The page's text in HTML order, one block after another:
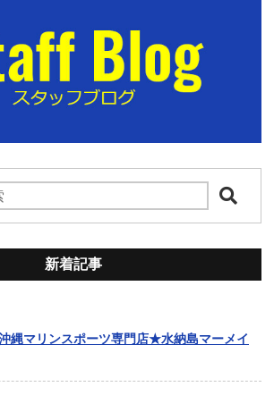
新着記事
縄マリンスポーツ専門店★水納島マーメイ